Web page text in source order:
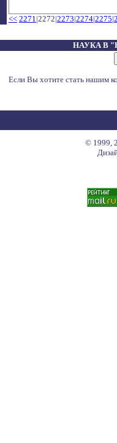
<< 2271|2272|2273|2274|2275|
НАУКА В
Если Вы хотите стать нашим
© 1999,